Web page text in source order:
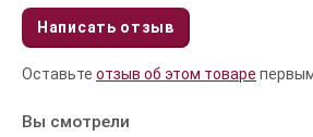
Написать отзыв
Оставьте отзыв об этом товаре
Вы смотрели